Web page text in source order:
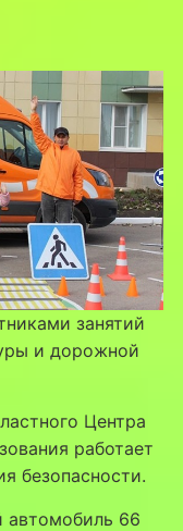
занятий
и дорожной
Центра
работает
безопасности.
66